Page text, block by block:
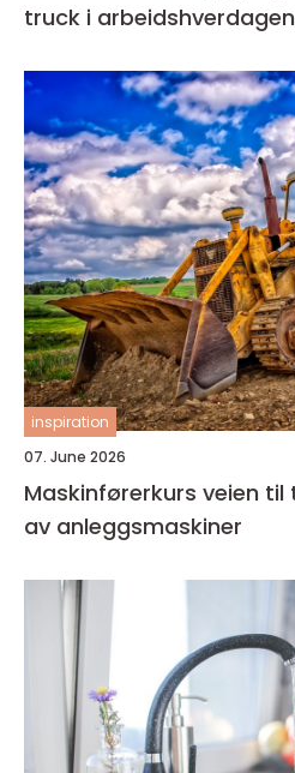
truck i arbeidshverdagen
inspiration
07. June 2026
Maskinførerkurs veien til trygg og lovlig bruk
av anleggsmaskiner